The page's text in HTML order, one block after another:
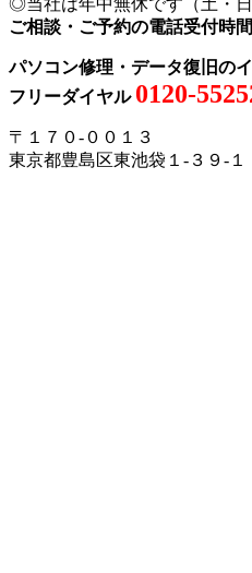
ご相談・ご予約の電話受付時
パソコン修理・データ復旧の
フリーダイヤル 0120-
〒１７０-００１３
東京都豊島区東池袋１-３９-